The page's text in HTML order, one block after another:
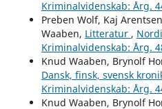
Kriminalvidenskab: Årg.
Preben Wolf, Kaj
Waaben, Litteratur ,
Kriminalvidenskab: Årg.
Knud Waaben, Brynolf
Dansk, finsk, svensk
Kriminalvidenskab: Årg.
Knud Waaben, Brynolf